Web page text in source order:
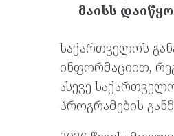
მაისს
საქართველოს
ინფორმაციით,
ასევე
პროგრამების